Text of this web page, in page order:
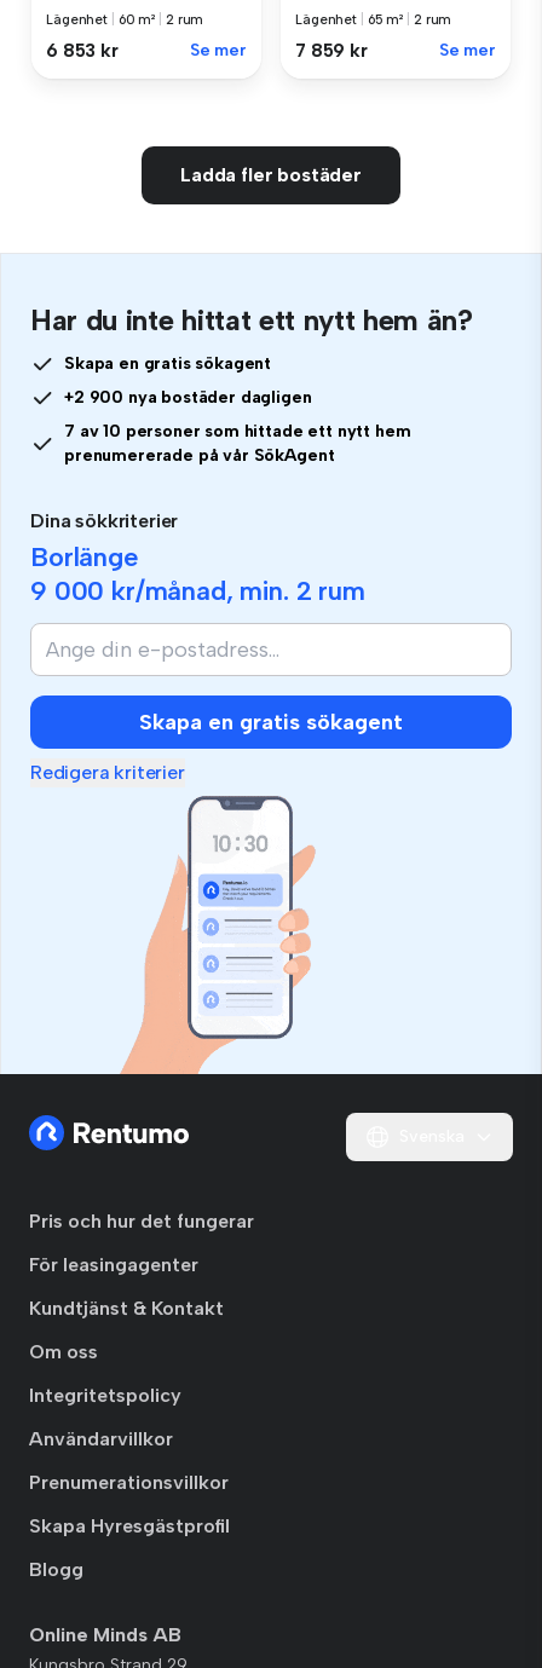
Lägenhet 60 m² 2 rum
6 853 kr Se mer
Lägenhet 65 m² 2 rum
7 859 kr Se mer
Ladda fler bostäder
Har du inte hittat ett nytt hem än?
Skapa en gratis sökagent
+2 900 nya bostäder dagligen
7 av 10 personer som hittade ett nytt hem
prenumererade på vår SökAgent
Dina sökkriterier
Borlänge
9 000 kr/månad, min. 2 rum
Skapa en gratis sökagent
Redigera kriterier
Pris och hur det fungerar
För leasingagenter
Kundtjänst & Kontakt
Om oss
Integritetspolicy
Användarvillkor
Prenumerationsvillkor
Skapa Hyresgästprofil
Blogg
Online Minds AB